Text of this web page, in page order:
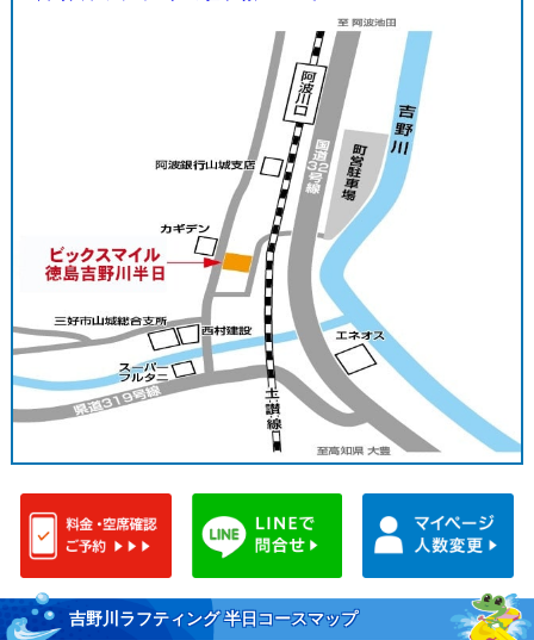
吉野川ラフティング 半日コースマップ